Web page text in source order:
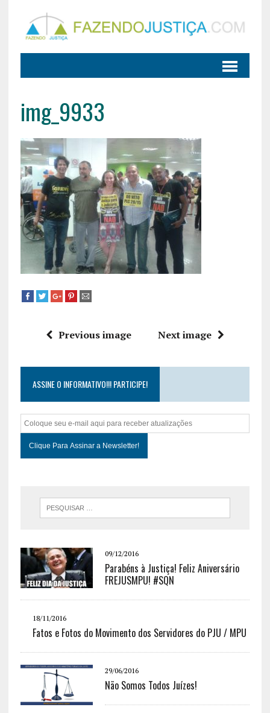
img_9933
Previous image Next image
ASSINE O INFORMATIVO!!! PARTICIPE!
09/12/2016
Parabéns à Justiça! Feliz Aniversário
FREJUSMPU! #SQN
18/11/2016
Fatos e Fotos do Movimento dos Servidores do PJU / MPU
29/06/2016
Não Somos Todos Juízes!